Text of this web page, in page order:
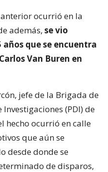
ocurrió en la
además, se vio
que se encuentra
Van Buren en
jefe de la Brigada de
(PDI) de
hecho ocurrió en calle
que aún se
desde donde se
de disparos,